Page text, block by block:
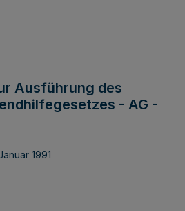
Ausführung des
- AG -
1991